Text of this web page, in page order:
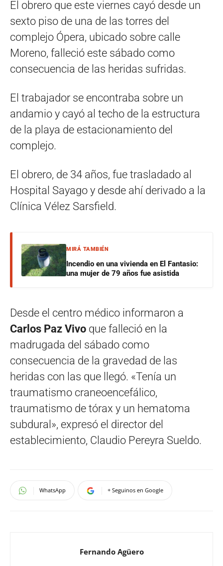
El obrero que este viernes cayó desde un
sexto piso de una de las torres del
complejo Ópera, ubicado sobre calle
Moreno, falleció este sábado como
consecuencia de las heridas sufridas.
El trabajador se encontraba sobre un
andamio y cayó al techo de la estructura
de la playa de estacionamiento del
complejo.
El obrero, de 34 años, fue trasladado al
Hospital Sayago y desde ahí derivado a la
Clínica Vélez Sarsfield.
MIRÁ TAMBIÉN
Incendio en una vivienda en El Fantasio:
una mujer de 79 años fue asistida
Desde el centro médico informaron a
Carlos Paz Vivo que falleció en la
madrugada del sábado como
consecuencia de la gravedad de las
heridas con las que llegó. «Tenía un
traumatismo craneoencefálico,
traumatismo de tórax y un hematoma
subdural», expresó el director del
establecimiento, Claudio Pereyra Sueldo.
WhatsApp + Seguinos en Google
Fernando Agüero